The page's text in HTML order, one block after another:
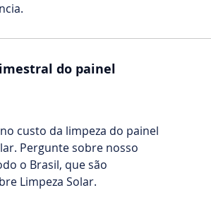
do painel
custo da limpeza do painel
Pergunte sobre nosso
o Brasil, que são
Limpeza Solar.